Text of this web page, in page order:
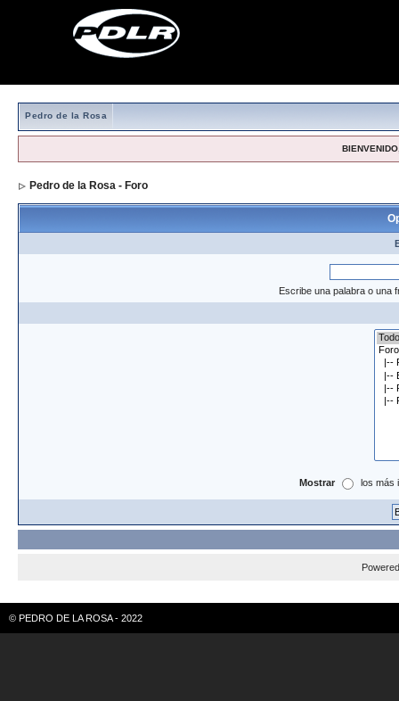
Pedro de la Rosa
Pedro de la Rosa - Foro
Escribe una palabra o una
Mostrar los más
© PEDRO DE LA ROSA - 2022